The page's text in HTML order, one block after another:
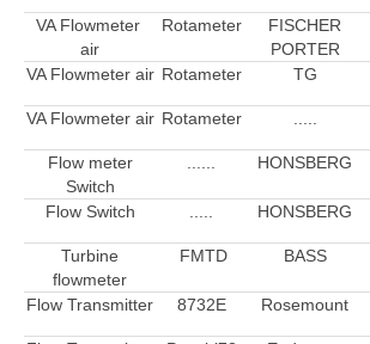
FISCHER
PORTER
Rotameter
VA Flowmeter
air
TG
Rotameter
VA Flowmeter air
Rotameter
VA Flowmeter air
HONSBERG
Flow meter
Switch
HONSBERG
Flow Switch
BASS
FMTD
Turbine
flowmeter
Rosemount
8732E
Flow Transmitter